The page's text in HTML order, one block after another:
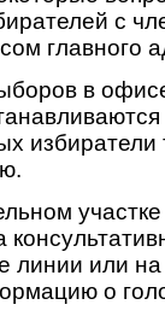
с
главного
в
избиратели
линии или
о